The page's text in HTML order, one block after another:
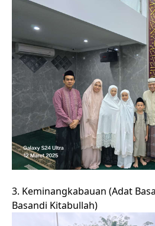
3. Keminangkabauan (Adat
Basandi Kitabullah)